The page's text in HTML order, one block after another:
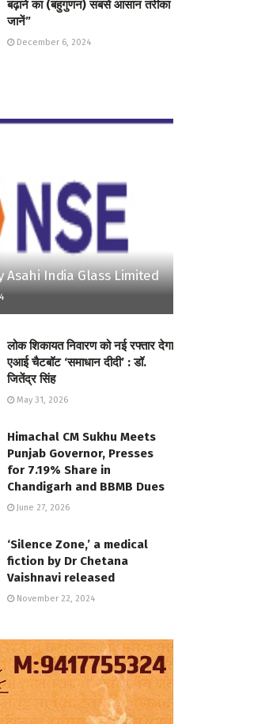
बढ़ाने का (बहुगुणन) सबसे आसान तरीका
जानें”
December 6, 2024
Asahi India Glass Limited
लोक शिकायत निवारण को नई रफ्तार देगा
एआई चैटबॉट ‘समाधान दीदी’ : डॉ.
जितेंद्र सिंह
May 31, 2026
Himachal CM Sukhu Meets
Punjab Governor, Presses
for 7.19% Share in
Chandigarh and BBMB Dues
June 27, 2026
‘Silence Zone,’ a medical
fiction by Dr Chetana
Vaishnavi released
November 22, 2024